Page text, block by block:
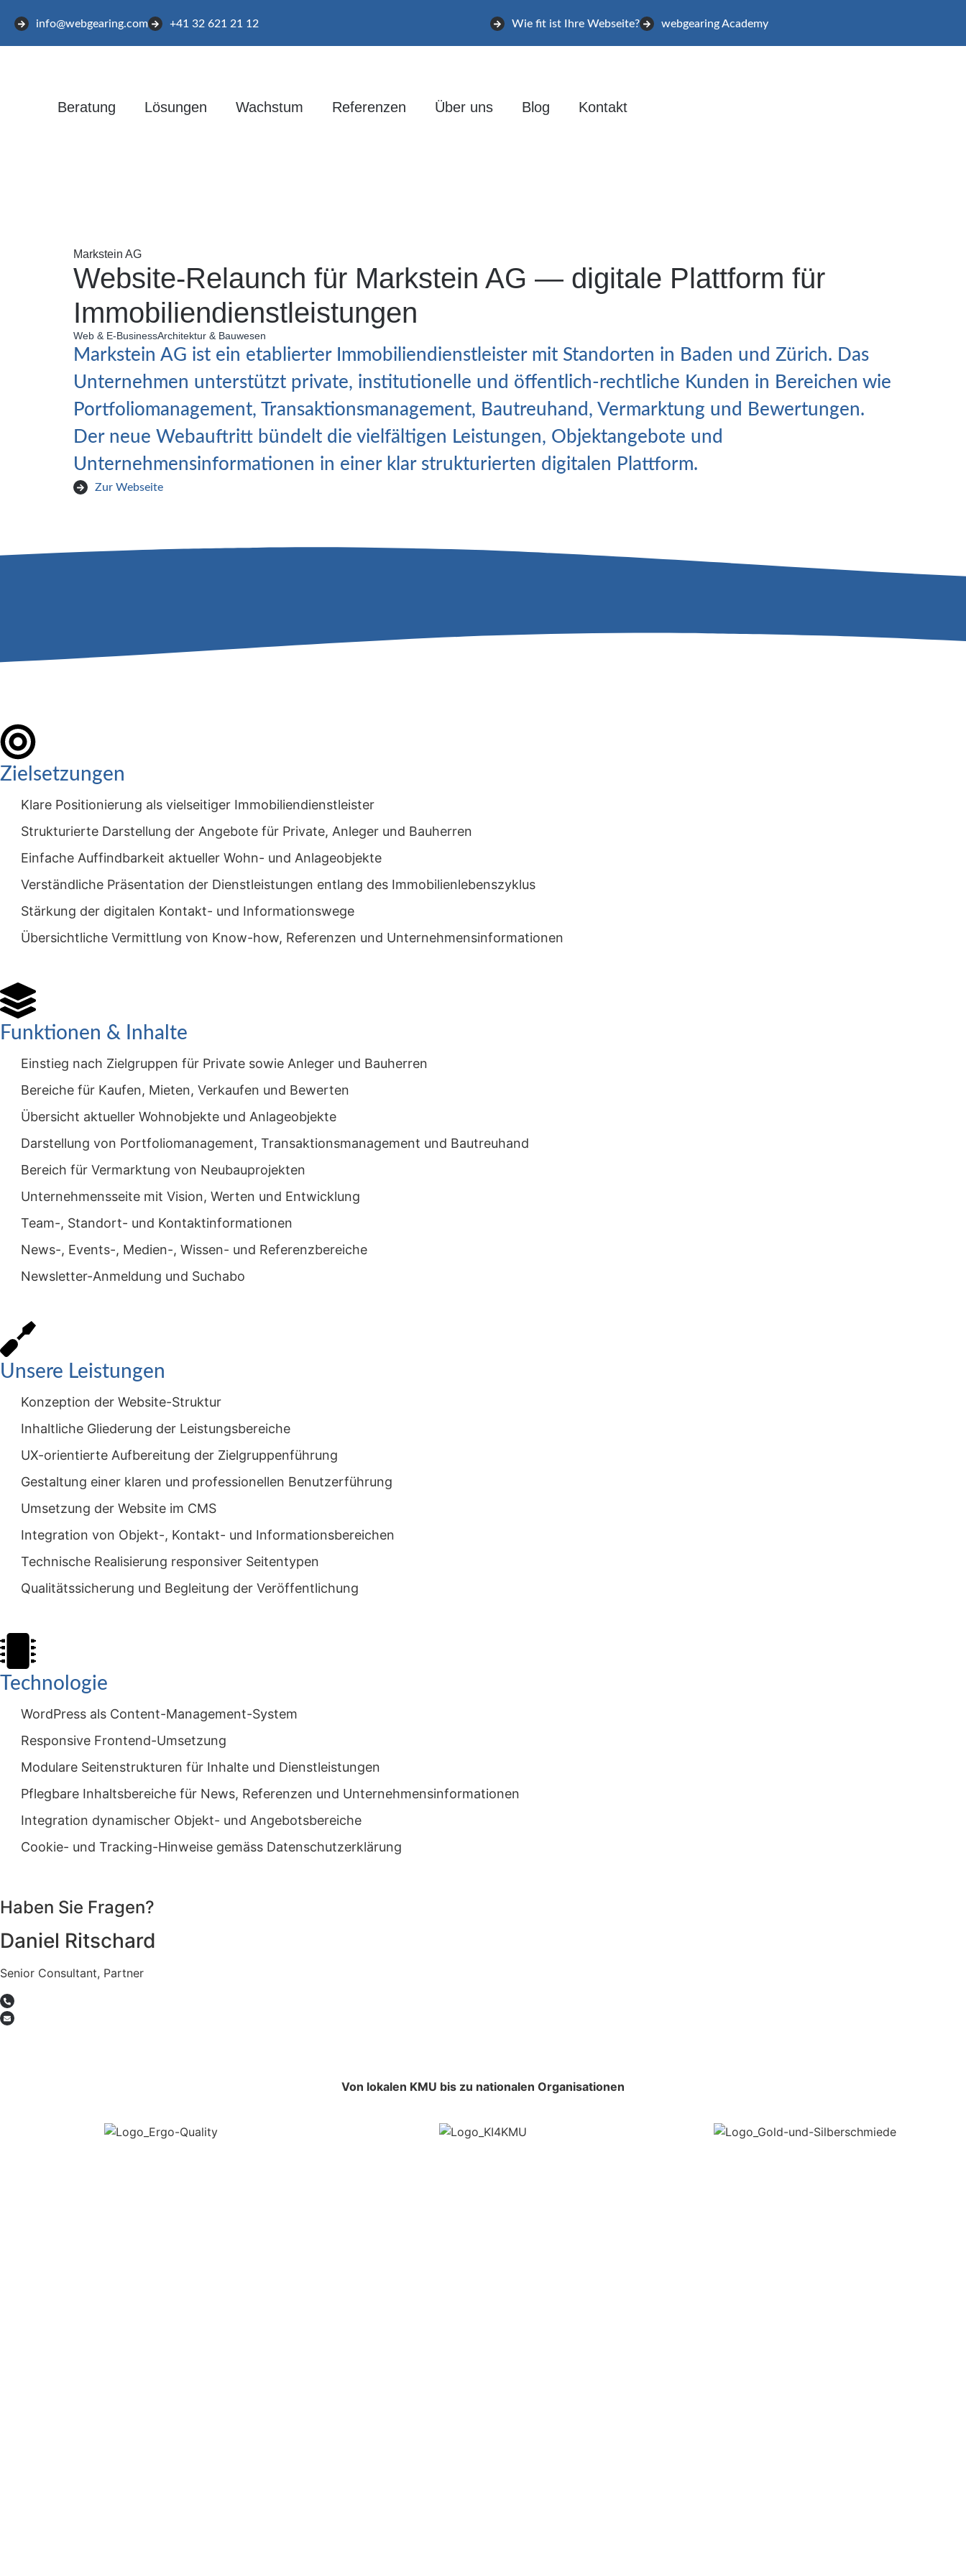
info@webgearing.com +41 32 621 21 12 Wie fit ist Ihre Webseite? webgearing Academy
Beratung Lösungen Wachstum Referenzen Über uns Blog Kontakt
Markstein AG
Website-Relaunch für Markstein AG — digitale Plattform für
Immobiliendienstleistungen
Web & E-BusinessArchitektur & Bauwesen
Markstein AG ist ein etablierter Immobiliendienstleister mit Standorten in Baden und Zürich. Das
Unternehmen unterstützt private, institutionelle und öffentlich-rechtliche Kunden in Bereichen wie
Portfoliomanagement, Transaktionsmanagement, Bautreuhand, Vermarktung und Bewertungen.
Der neue Webauftritt bündelt die vielfältigen Leistungen, Objektangebote und
Unternehmensinformationen in einer klar strukturierten digitalen Plattform.
Zur Webseite
Zielsetzungen
Klare Positionierung als vielseitiger Immobiliendienstleister
Strukturierte Darstellung der Angebote für Private, Anleger und Bauherren
Einfache Auffindbarkeit aktueller Wohn- und Anlageobjekte
Verständliche Präsentation der Dienstleistungen entlang des Immobilienlebenszyklus
Stärkung der digitalen Kontakt- und Informationswege
Übersichtliche Vermittlung von Know-how, Referenzen und Unternehmensinformationen
Funktionen & Inhalte
Einstieg nach Zielgruppen für Private sowie Anleger und Bauherren
Bereiche für Kaufen, Mieten, Verkaufen und Bewerten
Übersicht aktueller Wohnobjekte und Anlageobjekte
Darstellung von Portfoliomanagement, Transaktionsmanagement und Bautreuhand
Bereich für Vermarktung von Neubauprojekten
Unternehmensseite mit Vision, Werten und Entwicklung
Team-, Standort- und Kontaktinformationen
News-, Events-, Medien-, Wissen- und Referenzbereiche
Newsletter-Anmeldung und Suchabo
Unsere Leistungen
Konzeption der Website-Struktur
Inhaltliche Gliederung der Leistungsbereiche
UX-orientierte Aufbereitung der Zielgruppenführung
Gestaltung einer klaren und professionellen Benutzerführung
Umsetzung der Website im CMS
Integration von Objekt-, Kontakt- und Informationsbereichen
Technische Realisierung responsiver Seitentypen
Qualitätssicherung und Begleitung der Veröffentlichung
Technologie
WordPress als Content-Management-System
Responsive Frontend-Umsetzung
Modulare Seitenstrukturen für Inhalte und Dienstleistungen
Pflegbare Inhaltsbereiche für News, Referenzen und Unternehmensinformationen
Integration dynamischer Objekt- und Angebotsbereiche
Cookie- und Tracking-Hinweise gemäss Datenschutzerklärung
Haben Sie Fragen?
Daniel Ritschard
Senior Consultant, Partner
Von lokalen KMU bis zu nationalen Organisationen